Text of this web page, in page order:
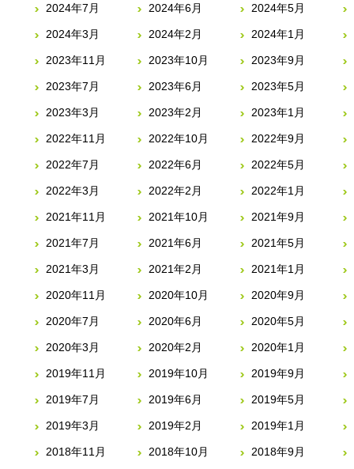
2024年7月 2024年6月 2024年5月
2024年3月 2024年2月 2024年1月
2023年11月 2023年10月 2023年9月
2023年7月 2023年6月 2023年5月
2023年3月 2023年2月 2023年1月
2022年11月 2022年10月 2022年9月
2022年7月 2022年6月 2022年5月
2022年3月 2022年2月 2022年1月
2021年11月 2021年10月 2021年9月
2021年7月 2021年6月 2021年5月
2021年3月 2021年2月 2021年1月
2020年11月 2020年10月 2020年9月
2020年7月 2020年6月 2020年5月
2020年3月 2020年2月 2020年1月
2019年11月 2019年10月 2019年9月
2019年7月 2019年6月 2019年5月
2019年3月 2019年2月 2019年1月
2018年11月 2018年10月 2018年9月